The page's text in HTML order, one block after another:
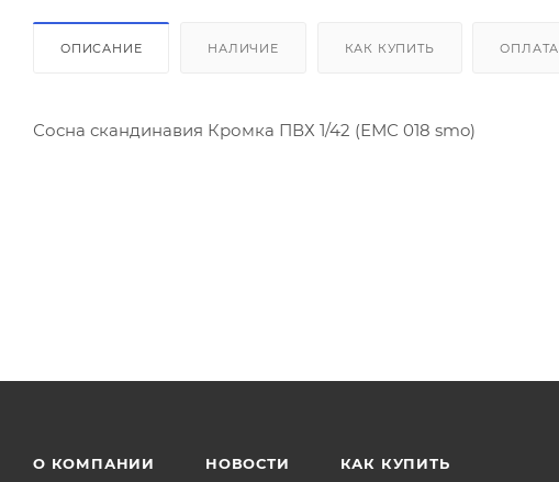
ОПИСАНИЕ НАЛИЧИЕ КАК КУПИТЬ ОПЛАТА
Сосна скандинавия Кромка ПВХ 1/42 (ЕМС 018 smo)
О КОМПАНИИ НОВОСТИ КАК КУПИТЬ